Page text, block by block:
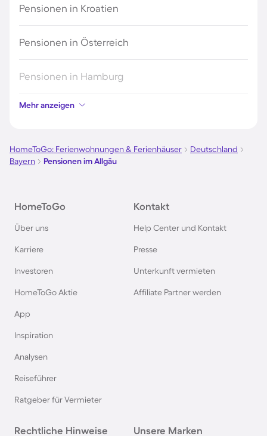
Pensionen in Kroatien
Pensionen in Österreich
Pensionen in Hamburg
Pensionen in Berlin
Pensionen im Schwarzwald
Pensionen in Schweden
Pensionen in Italien
Pensionen auf Sardinien
Pensionen an der Polnischen Ostsee
Mehr anzeigen
HomeToGo: Ferienwohnungen & Ferienhäuser
Deutschland
Bayern
Pensionen im Allgäu
HomeToGo
Über uns
Karriere
Investoren
HomeToGo Aktie
App
Inspiration
Analysen
Reiseführer
Ratgeber für Vermieter
Kontakt
Help Center und Kontakt
Presse
Unterkunft vermieten
Affiliate Partner werden
Rechtliche Hinweise Unsere Marken